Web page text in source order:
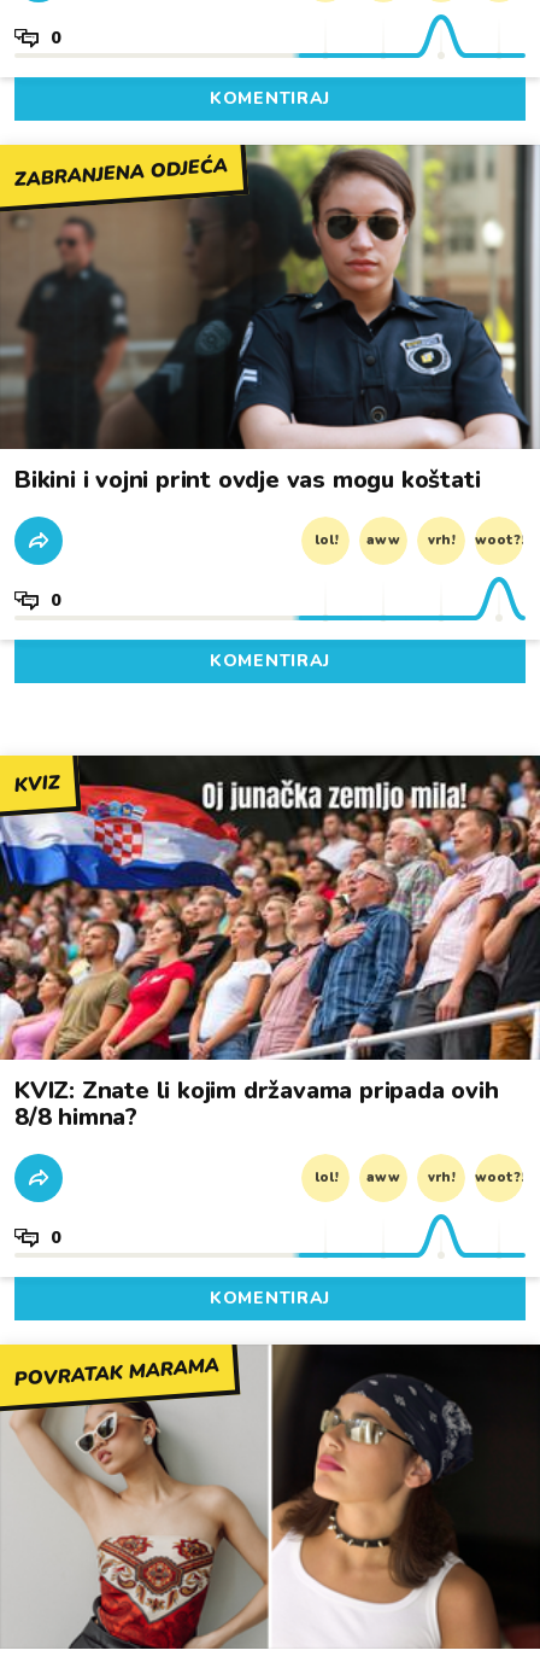
0
KOMENTIRAJ
ZABRANJENA ODJEĆA
Bikini i vojni print ovdje vas mogu koštati
lol! aww vrh! woot?!
0
KOMENTIRAJ
KVIZ
KVIZ: Znate li kojim državama pripada ovih
8/8 himna?
lol! aww vrh! woot?!
0
KOMENTIRAJ
POVRATAK MARAMA